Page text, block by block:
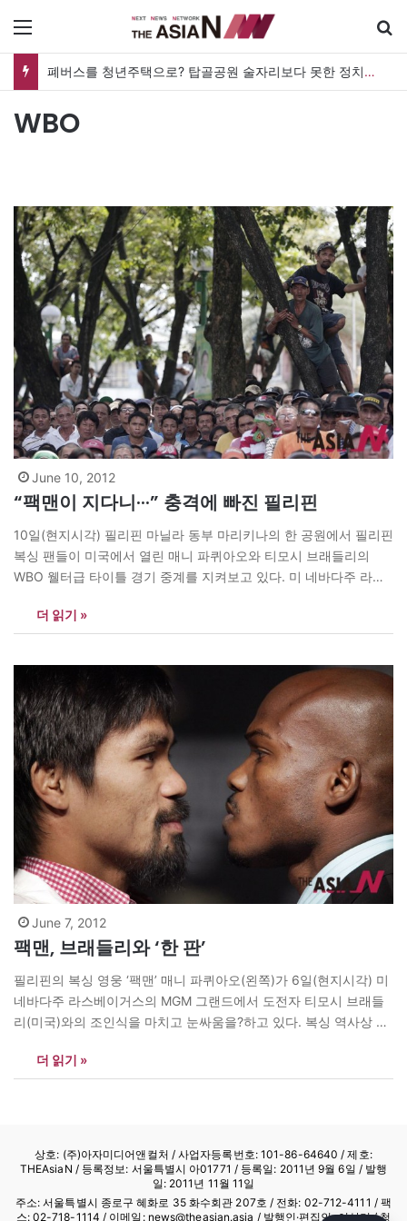
폐버스를 청년주택으로? 탑골공원 술자리보다 못한 정치의 상상력
WBO
June 10, 2012
“팩맨이 지다니···” 충격에 빠진 필리핀
10일(현지시각) 필리핀 마닐라 동부 마리키나의 한 공원에서 필리핀
복싱 팬들이 미국에서 열린 매니 파퀴아오와 티모시 브래들리의
WBO 웰터급 타이틀 경기 중계를 지켜보고 있다. 미 네바다주 라스
파퀴아오가 석연찮은 판정 끝에?1-2로 판정패, 7년 만에 패배를 기
록하며 챔피언 벨트를 내줬다. 필리핀의 영웅인 파퀴아오는…
더 읽기 »
June 7, 2012
팩맨, 브래들리와 ‘한 판’
필리핀의 복싱 영웅 ‘팩맨’ 매니 파퀴아오(왼쪽)가 6일(현지시각) 미
네바다주 라스베이거스의 MGM 그랜드에서 도전자 티모시 브래들
리(미국)와의 조인식을 마치고 눈싸움을?하고 있다. 복싱 역사상 최
파퀴아오(59전54승38KO2무3패)는 오는 9일 세계복싱기구(WBO)
웰터급 타이틀전을 치른다. <AP/> news@theasian.asia
더 읽기 »
상호: (주)아자미디어앤컬처 /사업자등록번호: 101-86-64640 / 제호:
THEAsiaN / 등록정보: 서울특별시 아01771 / 등록일: 2011년 9월 6일 / 발행
일: 2011년 11월 11일
주소: 서울특별시 종로구 혜화로 35 화수회관 207호 / 전화: 02-712-4111 / 팩
스: 02-718-1114 / 이메일: news@theasian.asia / 발행인·편집인: 이상기 / 청